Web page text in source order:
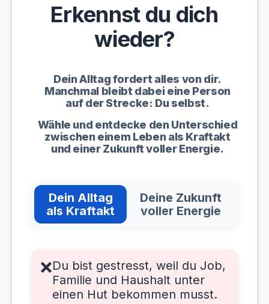
Erkennst du dich
wieder?
Dein Alltag fordert alles von dir.
Manchmal bleibt dabei eine Person
auf der Strecke: Du selbst.
Wähle und entdecke den Unterschied
zwischen einem Leben als Kraftakt
und einer Zukunft voller Energie.
Dein Alltag
als Kraftakt
Deine Zukunft
voller Energie
❌Du bist gestresst, weil du Job,
Familie und Haushalt unter
einen Hut bekommen musst.